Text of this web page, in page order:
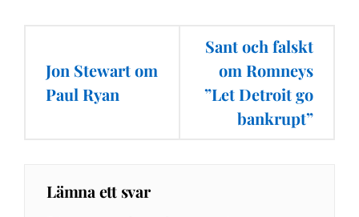
Jon Stewart om
Paul Ryan
Sant och falskt
om Romneys
”Let Detroit go
bankrupt”
Lämna ett svar